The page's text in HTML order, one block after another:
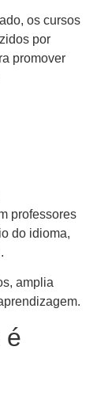
os cursos
por
promover
professores
do idioma,
amplia
é